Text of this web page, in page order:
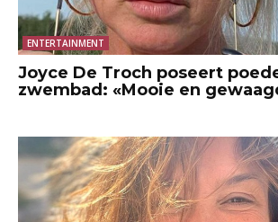
ENTERTAINMENT
Joyce De Troch poseert
zwembad: «Mooie en